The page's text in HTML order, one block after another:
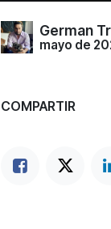
German
mayo de
COMPARTIR